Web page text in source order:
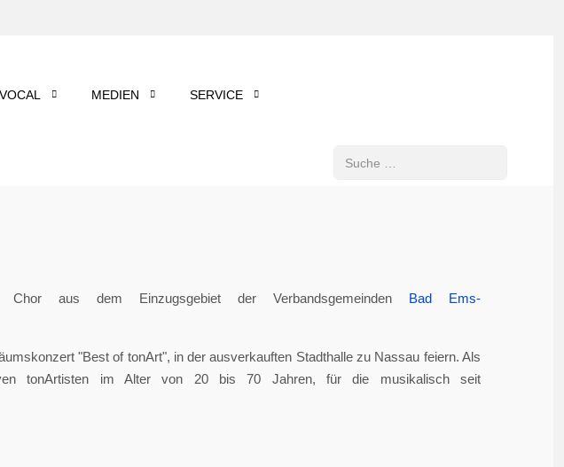
MEDIEN SERVICE
Suchen
aus dem Einzugsgebiet der Verbandsgemeinden Bad Ems-
"Best of tonArt", in der ausverkauften Stadthalle zu Nassau feiern. Als
tonArtisten im Alter von 20 bis 70 Jahren, für die musikalisch seit